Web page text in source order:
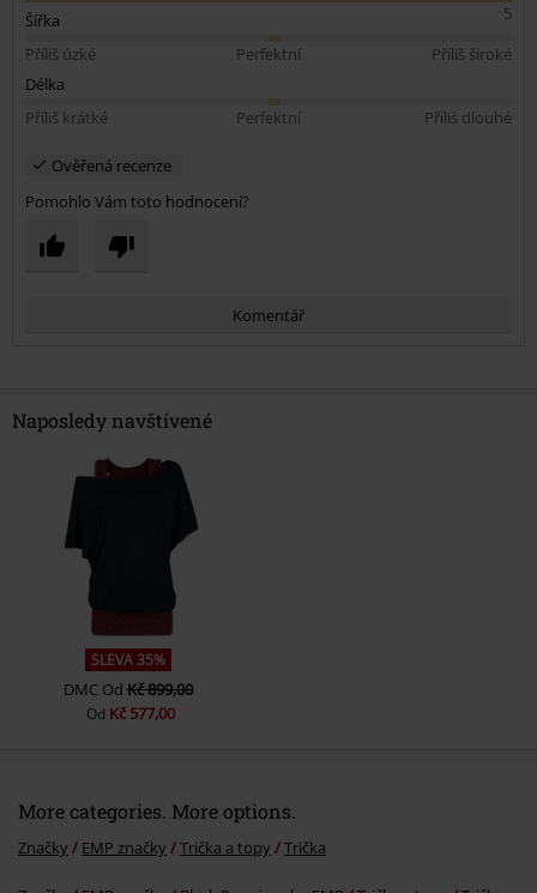
5
Šířka
Příliš úzké
Perfektní
Příliš široké
Délka
Příliš krátké
Perfektní Příliš dlouhé
Ověřená recenze
Pomohlo Vám toto hodnocení?
Komentář
Odeslat komentář
Naposledy navštívené
SLEVA 35%
DMC OdKč 899,00
Od Kč 577,00
More categories. More options.
Značky EMP značky Trička a topy Trička